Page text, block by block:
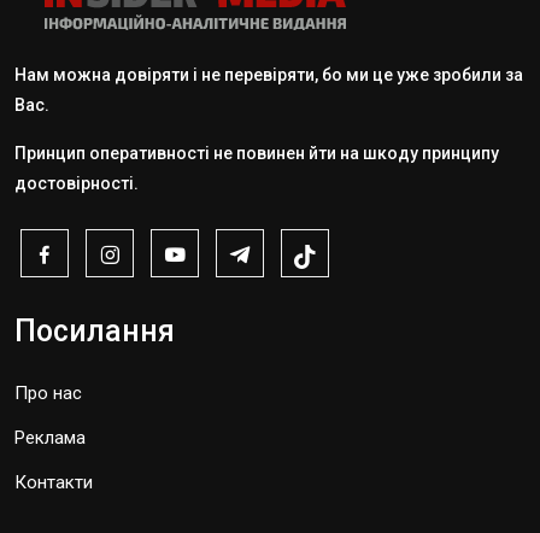
Нам можна довіряти і не перевіряти, бо ми це уже зробили за
Вас.
Принцип оперативності не повинен йти на шкоду принципу
достовірності.
Посилання
Про нас
Реклама
Контакти